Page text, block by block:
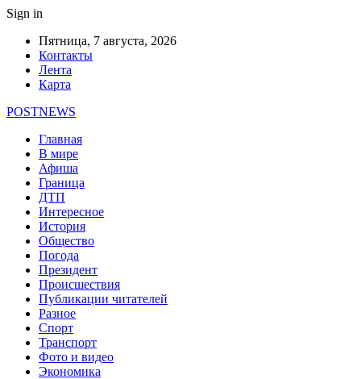
Sign in
Пятница, 7 августа, 2026
Контакты
Лента
Карта
POSTNEWS
Главная
В мире
Афиша
Граница
ДТП
Интересное
История
Общество
Погода
Президент
Происшествия
Публикации читателей
Разное
Спорт
Транспорт
Фото и видео
Экономика